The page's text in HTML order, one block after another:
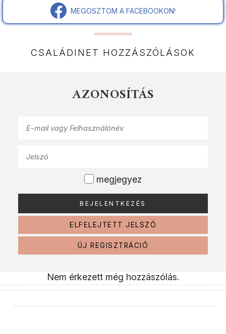
MEGOSZTOM A FACEBOOKON!
CSALÁDINET HOZZÁSZÓLÁSOK
AZONOSÍTÁS
megjegyez
ELFELEJTETT JELSZÓ
ÚJ REGISZTRÁCIÓ
Nem érkezett még hozzászólás.